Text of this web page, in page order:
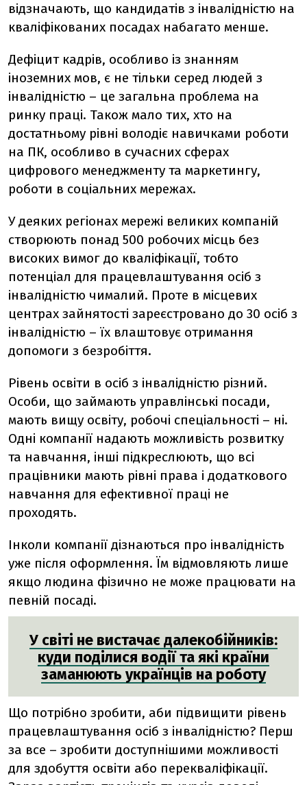
відзначають, що кандидатів з інвалідністю на
кваліфікованих посадах набагато менше.
Дефіцит кадрів, особливо із знанням
іноземних мов, є не тільки серед людей з
інвалідністю – це загальна проблема на
ринку праці. Також мало тих, хто на
достатньому рівні володіє навичками роботи
на ПК, особливо в сучасних сферах
цифрового менеджменту та маркетингу,
роботи в соціальних мережах.
У деяких регіонах мережі великих компаній
створюють понад 500 робочих місць без
високих вимог до кваліфікації, тобто
потенціал для працевлаштування осіб з
інвалідністю чималий. Проте в місцевих
центрах зайнятості зареєстровано до 30 осіб з
інвалідністю – їх влаштовує отримання
допомоги з безробіття.
Рівень освіти в осіб з інвалідністю різний.
Особи, що займають управлінські посади,
мають вищу освіту, робочі спеціальності – ні.
Одні компанії надають можливість розвитку
та навчання, інші підкреслюють, що всі
працівники мають рівні права і додаткового
навчання для ефективної праці не
проходять.
Інколи компанії дізнаються про інвалідність
уже після оформлення. Їм відмовляють лише
якщо людина фізично не може працювати на
певній посаді.
У світі не вистачає далекобійників:
куди поділися водії та які країни
заманюють українців на роботу
Що потрібно зробити, аби підвищити рівень
працевлаштування осіб з інвалідністю? Перш
за все – зробити доступнішими можливості
для здобуття освіти або перекваліфікації.